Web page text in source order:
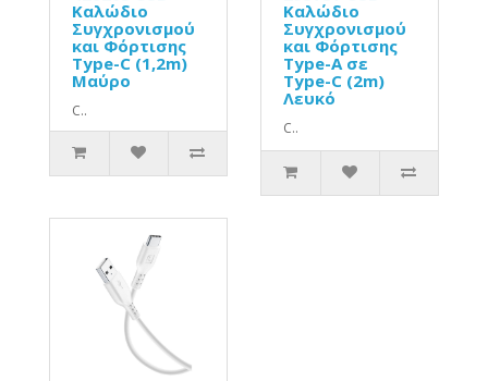
Καλώδιο
Συγχρονισμού
και Φόρτισης
Type-C (1,2m)
Μαύρο
C..
Καλώδιο
Συγχρονισμού
και Φόρτισης
Type-A σε
Type-C (2m)
Λευκό
C..